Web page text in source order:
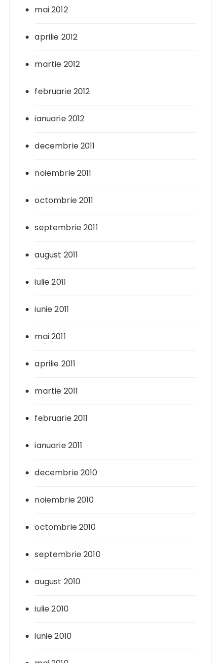
mai 2012
aprilie 2012
martie 2012
februarie 2012
ianuarie 2012
decembrie 2011
noiembrie 2011
octombrie 2011
septembrie 2011
august 2011
iulie 2011
iunie 2011
mai 2011
aprilie 2011
martie 2011
februarie 2011
ianuarie 2011
decembrie 2010
noiembrie 2010
octombrie 2010
septembrie 2010
august 2010
iulie 2010
iunie 2010